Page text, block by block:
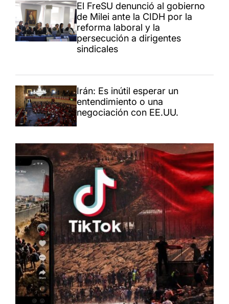
El FreSU denunció al gobierno
de Milei ante la CIDH por la
reforma laboral y la
persecución a dirigentes
sindicales
Irán: Es inútil esperar un
entendimiento o una
negociación con EE.UU.